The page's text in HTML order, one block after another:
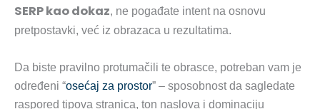
SERP kao dokaz, ne pogađate intent na osnovu
pretpostavki, već iz obrazaca u rezultatima.
Da biste pravilno protumačili te obrasce, potreban vam je
određeni “osećaj za prostor” – sposobnost da sagledate
raspored tipova stranica, ton naslova i dominaciju